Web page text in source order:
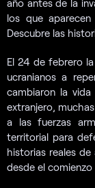
año antes de la
los que
Descubre las
El 24 de febrero
ucranianos a
cambiaron la
extranjero,
a las fuerzas
territorial para
historias reales
desde el